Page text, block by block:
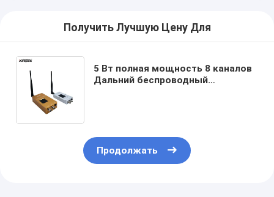
Получить Лучшую Цену Для
5 Вт полная мощность 8 каналов
Дальний беспроводный
Продолжать